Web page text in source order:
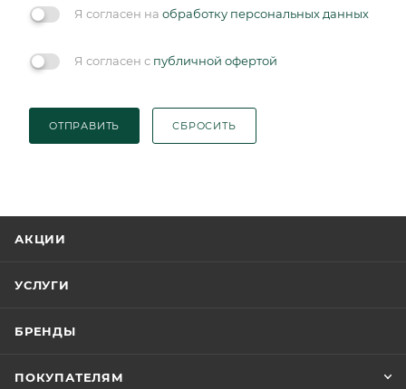
Я согласен на обработку персональных данных
Я согласен с публичной офертой
ОТПРАВИТЬ СБРОСИТЬ
АКЦИИ
УСЛУГИ
БРЕНДЫ
ПОКУПАТЕЛЯМ